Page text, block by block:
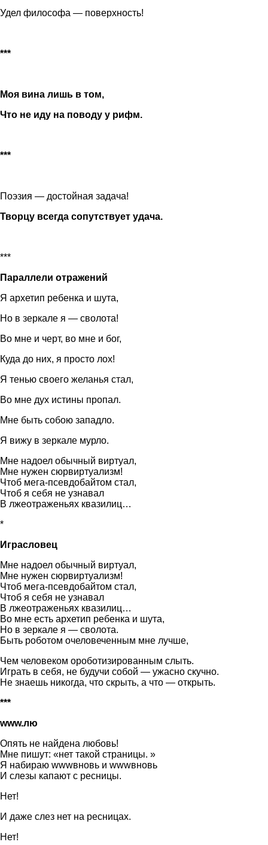
Удел философа — поверхность!
***
Моя вина лишь в том,
Что не иду на поводу у рифм.
***
Поэзия — достойная задача!
Творцу всегда сопутствует удача.
***
Параллели отражений
Я архетип ребенка и шута,
Но в зеркале я — сволота!
Во мне и черт, во мне и бог,
Куда до них, я просто лох!
Я тенью своего желанья стал,
Во мне дух истины пропал.
Мне быть собою западло.
Я вижу в зеркале мурло.
Мне надоел обычный виртуал,
Мне нужен сюрвиртуализм!
Чтоб мега-псевдобайтом стал,
Чтоб я себя не узнавал
В лжеотраженьях квазилиц…
*
Играсловец
Мне надоел обычный виртуал,
Мне нужен сюрвиртуализм!
Чтоб мега-псевдобайтом стал,
Чтоб я себя не узнавал
В лжеотраженьях квазилиц…
Во мне есть архетип ребенка и шута,
Но в зеркале я — сволота.
Быть роботом очеловеченным мне лучше,
Чем человеком ороботизированным слыть.
Играть в себя, не будучи собой — ужасно скучно.
Не знаешь никогда, что скрыть, а что — открыть.
***
www.лю
Опять не найдена любовь!
Мне пишут: «нет такой страницы. »
Я набираю wwwвновь и wwwвновь
И слезы капают с ресницы.
Нет!
И даже слез нет на ресницах.
Нет!